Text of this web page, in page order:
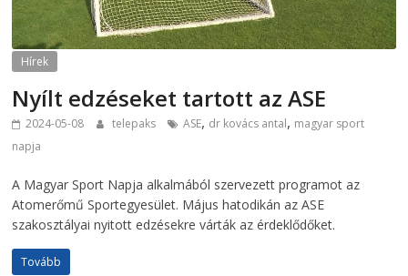
Hírek
Nyílt edzéseket tartott az ASE
2024-05-08 telepaks ASE, dr kovács antal, magyar sport
napja
A Magyar Sport Napja alkalmából szervezett programot az
Atomerőmű Sportegyesület. Május hatodikán az ASE
szakosztályai nyitott edzésekre várták az érdeklődőket.
Tovább